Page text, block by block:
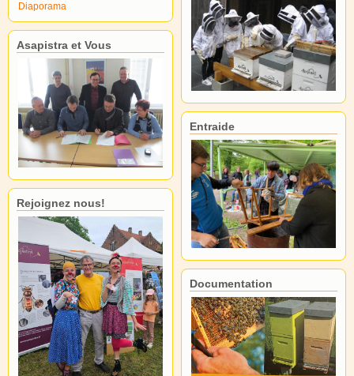
Diaporama
Asapistra et Vous
Rejoignez nous!
Entraide
Documentation